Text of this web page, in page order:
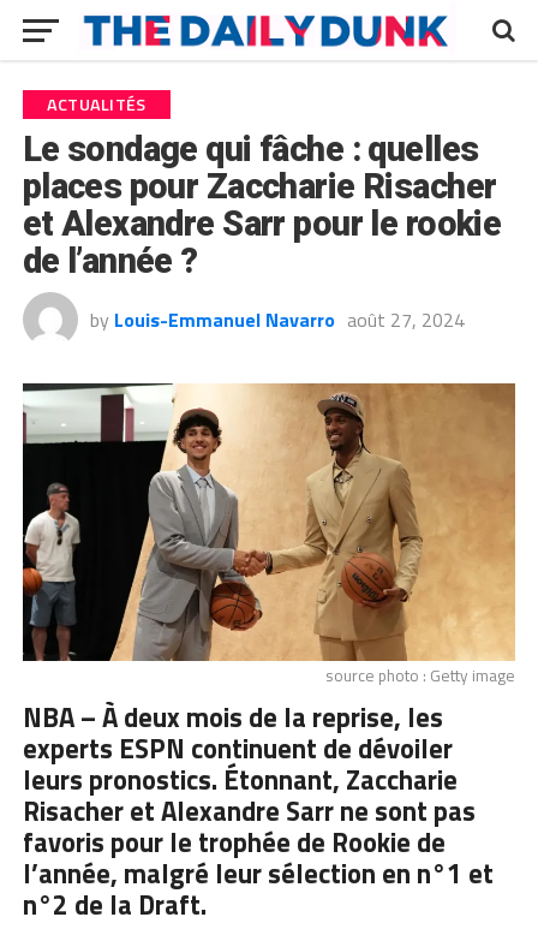
ACTUALITÉS
Le sondage qui fâche : quelles
places pour Zaccharie Risacher
et Alexandre Sarr pour le rookie
de l’année ?
by Louis-Emmanuel Navarro août 27, 2024
source photo : Getty image
NBA – À deux mois de la reprise, les
experts ESPN continuent de dévoiler
leurs pronostics. Étonnant, Zaccharie
Risacher et Alexandre Sarr ne sont pas
favoris pour le trophée de Rookie de
l’année, malgré leur sélection en n°1 et
n°2 de la Draft.